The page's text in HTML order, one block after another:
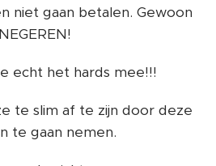
niet gaan betalen. Gewoon
NEGEREN!
echt het hards mee!!!
te slim af te zijn door deze
te gaan nemen.